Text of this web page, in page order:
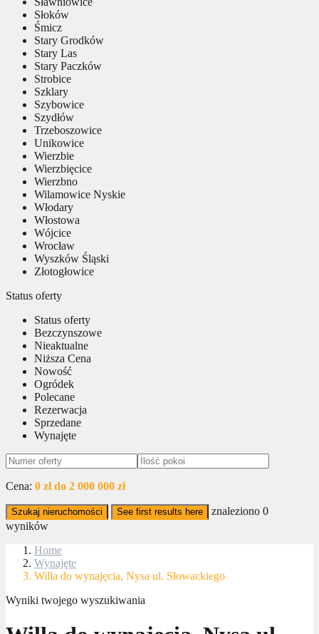
Słoków
Śmicz
Stary Grodków
Stary Las
Stary Paczków
Strobice
Szklary
Szybowice
Szydłów
Trzeboszowice
Unikowice
Wierzbie
Wierzbięcice
Wierzbno
Wilamowice Nyskie
Włodary
Włostowa
Wójcice
Wrocław
Wyszków Śląski
Złotogłowice
Status oferty
Status oferty
Bezczynszowe
Nieaktualne
Niższa Cena
Nowość
Ogródek
Polecane
Rezerwacja
Sprzedane
Wynajęte
Cena: 0 zł do 2 000 000 zł
Szukaj nieruchomości See first results here znaleziono 0
wyników
Home
Wynajęte
Willa do wynajęcia, Nysa ul. Słowackiego
Wyniki twojego wyszukiwania